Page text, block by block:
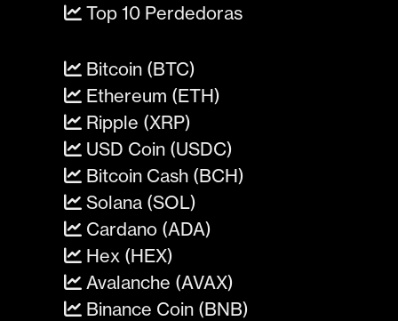
Top 10 Perdedoras
Bitcoin (BTC)
Ethereum (ETH)
Ripple (XRP)
USD Coin (USDC)
Bitcoin Cash (BCH)
Solana (SOL)
Cardano (ADA)
Hex (HEX)
Avalanche (AVAX)
Binance Coin (BNB)